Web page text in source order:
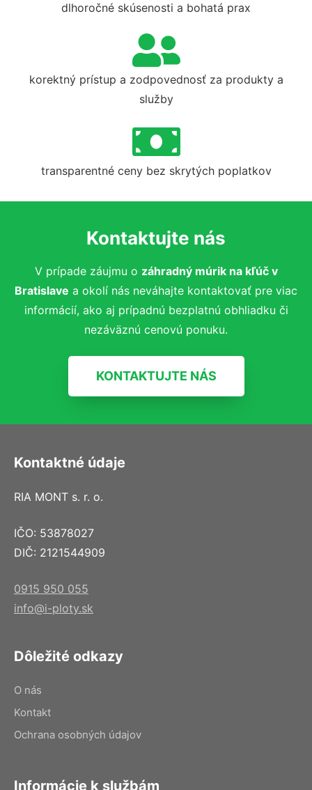
dlhoročné skúsenosti a bohatá prax
korektný prístup a zodpovednosť za produkty a
služby
transparentné ceny bez skrytých poplatkov
Kontaktujte nás
V prípade záujmu o záhradný múrik na kľúčv
Bratislave a okolí nás neváhajte kontaktovať pre viac
informácií, ako aj prípadnú bezplatnú obhliadku či
nezáväznú cenovú ponuku.
KONTAKTUJTE NÁS
Kontaktné údaje
RIA MONT s. r. o.
IČO: 53878027
DIČ: 2121544909
0915 950 055
info@i-ploty.sk
Dôležité odkazy
O nás
Kontakt
Ochrana osobných údajov
Informácie k službám